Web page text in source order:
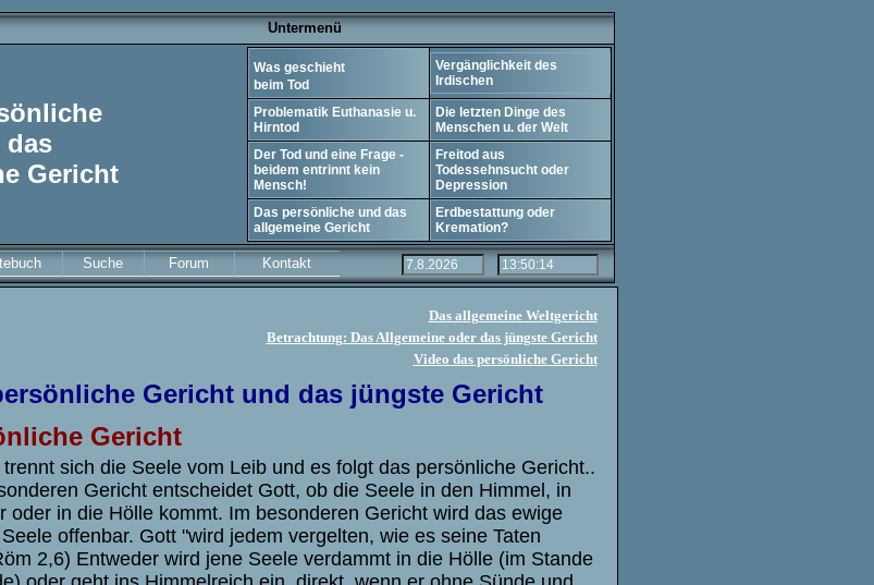
Untermenü
das
Gericht
Was geschieht
beim Tod
Vergänglichkeit des
Irdischen
Problematik Euthanasie u.
Hirntod
Die letzten Dinge des
Menschen u. der Welt
Der Tod und eine Frage -
beidem entrinnt kein
Mensch!
Freitod aus
Todessehnsucht oder
Depression
Das persönliche und das
allgemeine Gericht
Erdbestattung oder
Kremation?
Suche Forum Kontakt
Das allgemeine Weltgericht
Betrachtung: Das Allgemeine oder das jüngste Gericht
Video das persönliche Gericht
Gericht und das jüngste Gericht
Gericht
sich die Seele vom Leib und es folgt das persönliche Gericht..
Gericht entscheidet Gott, ob die Seele in den Himmel, in
oder in die Hölle kommt. Im besonderen Gericht wird das ewige
offenbar. Gott "wird jedem vergelten, wie es seine Taten
2,6) Entweder wird jene Seele verdammt in die Hölle (im Stande